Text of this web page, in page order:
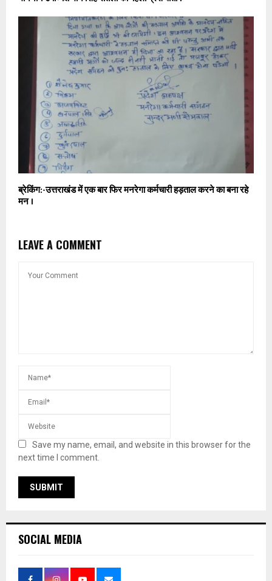
ब्रेकिंग:-उत्तराखंड में एक बार फिर मनरेगा कर्मचारी हड़ताल करने का बना रहे
मन ।
LEAVE A COMMENT
Save my name, email, and website in this browser for the
next time I comment.
SOCIAL MEDIA